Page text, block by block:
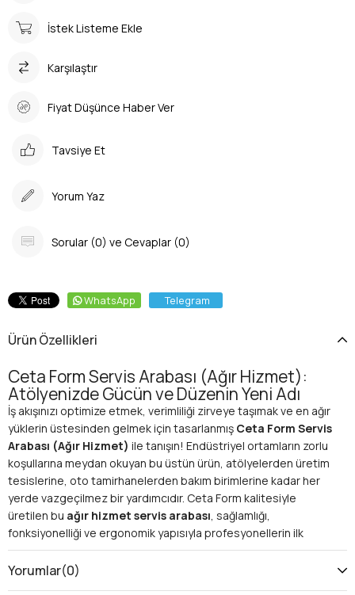
İstek Listeme Ekle
Karşılaştır
Fiyat Düşünce Haber Ver
Tavsiye Et
Yorum Yaz
Sorular (0) ve Cevaplar (0)
WhatsApp Telegram
Ürün Özellikleri
Ceta Form Servis Arabası (Ağır Hizmet):
Atölyenizde Gücün ve Düzenin Yeni Adı
İş akışınızı optimize etmek, verimliliği zirveye taşımak ve en ağır
yüklerin üstesinden gelmek için tasarlanmış Ceta Form Servis
Arabası (Ağır Hizmet) ile tanışın! Endüstriyel ortamların zorlu
koşullarına meydan okuyan bu üstün ürün, atölyelerden üretim
tesislerine, oto tamirhanelerden bakım birimlerine kadar her
yerde vazgeçilmez bir yardımcıdır. Ceta Form kalitesiyle
üretilen bu ağır hizmet servis arabası, sağlamlığı,
fonksiyonelliği ve ergonomik yapısıyla profesyonellerin ilk
tercihi olmaya adaydır.
Neden Ceta Form Ağır Hizmet Servis Arabası?
Yorumlar(0)